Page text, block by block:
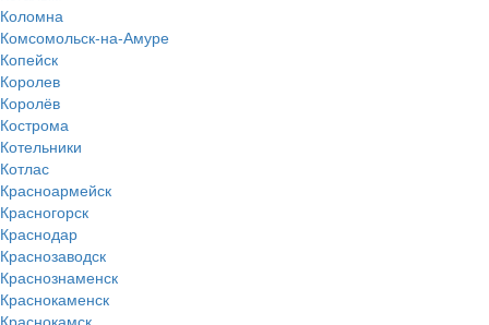
Коломна
Комсомольск-на-Амуре
Копейск
Королев
Королёв
Кострома
Котельники
Котлас
Красноармейск
Красногорск
Краснодар
Краснозаводск
Краснознаменск
Краснокаменск
Краснокамск